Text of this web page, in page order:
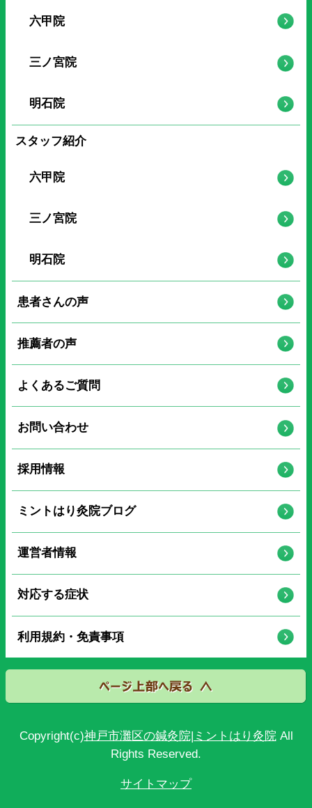
六甲院
三ノ宮院
明石院
スタッフ紹介
六甲院
三ノ宮院
明石院
患者さんの声
推薦者の声
よくあるご質問
お問い合わせ
採用情報
ミントはり灸院ブログ
運営者情報
対応する症状
利用規約・免責事項
Copyright(c)神戸市灘区の鍼灸院|ミントはり灸院All
Rights Reserved.
サイトマップ